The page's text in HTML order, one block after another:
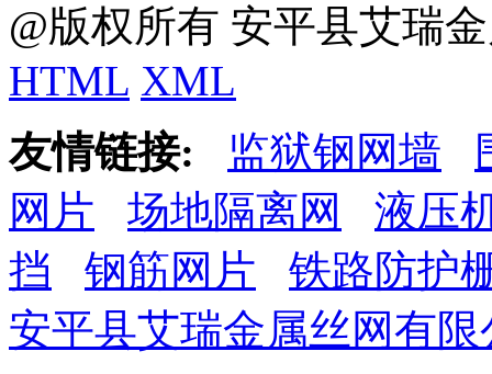
@版权所有 安平县艾瑞
HTML XML
友情链接:
监狱钢网墙
网片
场地隔离网
液压
挡
钢筋网片
铁路防护
安平县艾瑞金属丝网有限